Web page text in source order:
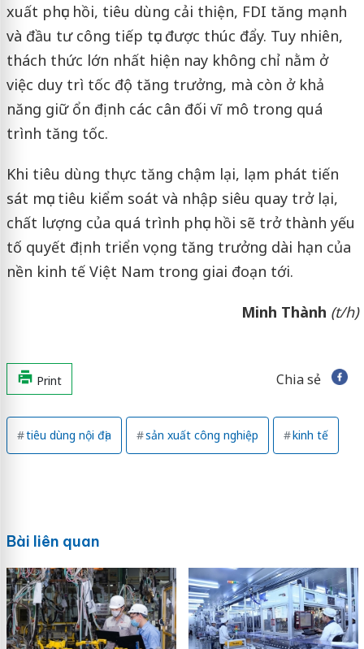
xuất phục hồi, tiêu dùng cải thiện, FDI tăng mạnh
và đầu tư công tiếp tục được thúc đẩy. Tuy nhiên,
thách thức lớn nhất hiện nay không chỉ nằm ở
việc duy trì tốc độ tăng trưởng, mà còn ở khả
năng giữ ổn định các cân đối vĩ mô trong quá
trình tăng tốc.
Khi tiêu dùng thực tăng chậm lại, lạm phát tiến
sát mục tiêu kiểm soát và nhập siêu quay trở lại,
chất lượng của quá trình phục hồi sẽ trở thành yếu
tố quyết định triển vọng tăng trưởng dài hạn của
nền kinh tế Việt Nam trong giai đoạn tới.
Minh Thành (t/h)
Print Chia sẻ
tiêu dùng nội địa sản xuất công nghiệp kinh tế
Bài liên quan